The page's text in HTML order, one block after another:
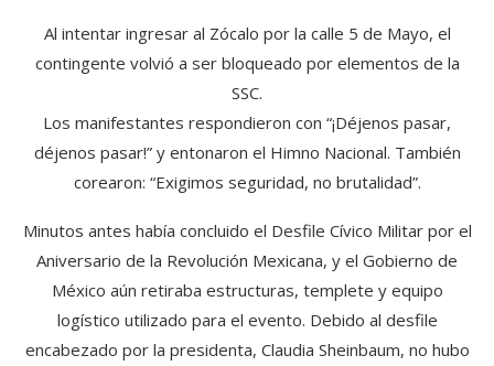
Al intentar ingresar al Zócalo por la calle 5 de Mayo, el
contingente volvió a ser bloqueado por elementos de la
SSC.
Los manifestantes respondieron con “¡Déjenos pasar,
déjenos pasar!” y entonaron el Himno Nacional. También
corearon: “Exigimos seguridad, no brutalidad”.
Minutos antes había concluido el Desfile Cívico Militar por el
Aniversario de la Revolución Mexicana, y el Gobierno de
México aún retiraba estructuras, templete y equipo
logístico utilizado para el evento. Debido al desfile
encabezado por la presidenta, Claudia Sheinbaum, no hubo